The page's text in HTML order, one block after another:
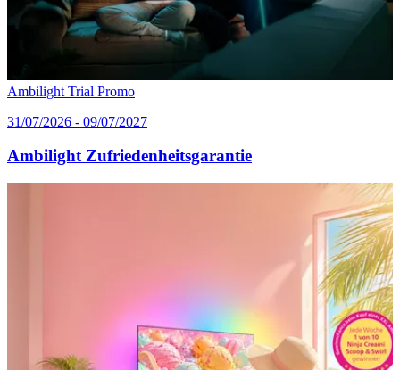
Ambilight Trial Promo
31/07/2026 - 09/07/2027
Ambilight Zufriedenheitsgarantie